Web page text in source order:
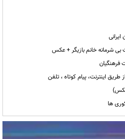
شرمانه خانم بازیگر + عکس
اینترنت، پیام کوتاه ، تلفن
ها